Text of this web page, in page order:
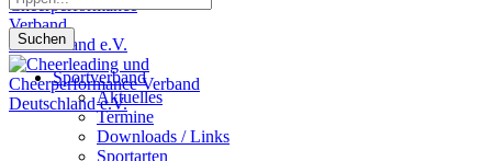
Suchen
Sportverband
Aktuelles
Termine
Downloads / Links
Sportarten